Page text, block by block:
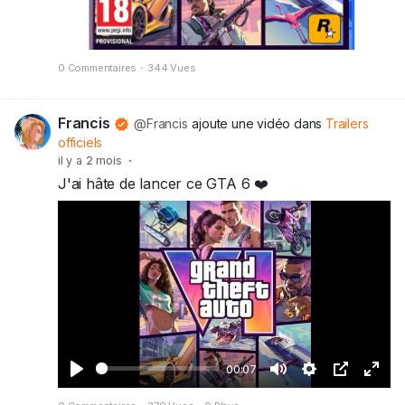
0 Commentaires · 344 Vues
Francis @Francis ajoute une vidéo dans Trailers
officiels
il y a 2 mois ·
J'ai hâte de lancer ce GTA 6 ❤️
J
00:07
M
S
I
P